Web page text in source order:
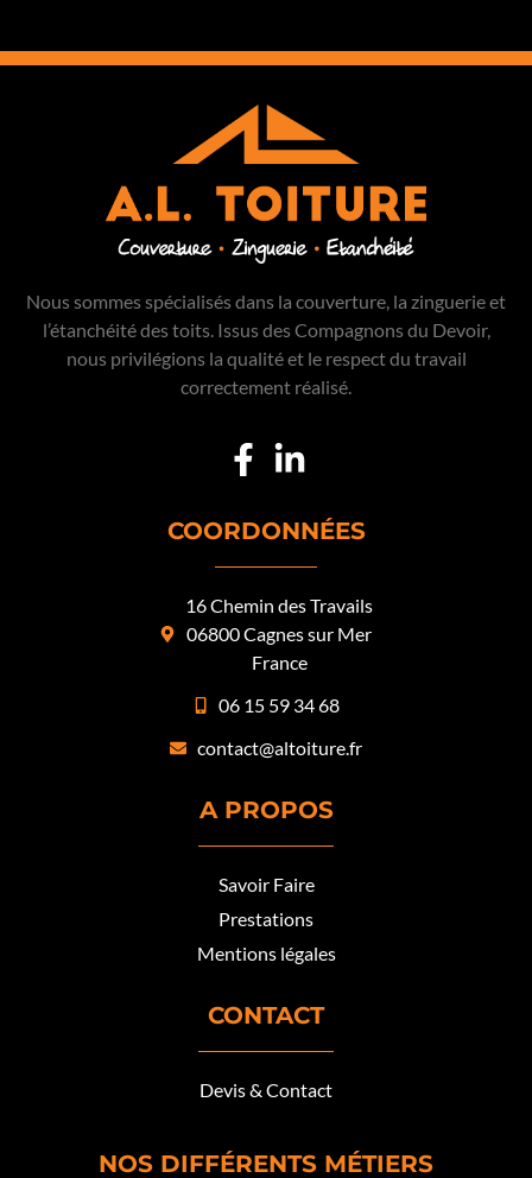
Nous sommes spécialisés dans la couverture, la zinguerie et
l’étanchéité des toits. Issus des Compagnons du Devoir,
nous privilégions la qualité et le respect du travail
correctement réalisé.
COORDONNÉES
16 Chemin des Travails
06800 Cagnes sur Mer
France
06 15 59 34 68
contact@altoiture.fr
A PROPOS
Savoir Faire
Prestations
Mentions légales
CONTACT
Devis & Contact
NOS DIFFÉRENTS MÉTIERS